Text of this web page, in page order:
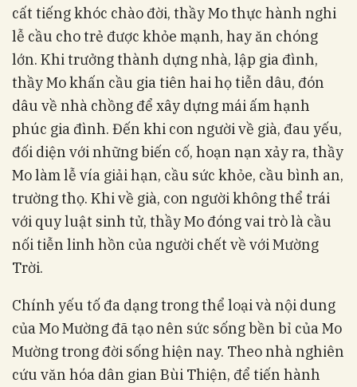
cất tiếng khóc chào đời, thầy Mo thực hành nghi
lễ cầu cho trẻ được khỏe mạnh, hay ăn chóng
lớn. Khi trưởng thành dựng nhà, lập gia đình,
thầy Mo khấn cầu gia tiên hai họ tiễn dâu, đón
dâu về nhà chồng để xây dựng mái ấm hạnh
phúc gia đình. Đến khi con người về già, đau yếu,
đối diện với những biến cố, hoạn nạn xảy ra, thầy
Mo làm lễ vía giải hạn, cầu sức khỏe, cầu bình an,
trường thọ. Khi về già, con người không thể trái
với quy luật sinh tử, thầy Mo đóng vai trò là cầu
nối tiễn linh hồn của người chết về với Mường
Trời.
Chính yếu tố đa dạng trong thể loại và nội dung
của Mo Mường đã tạo nên sức sống bền bỉ của Mo
Mường trong đời sống hiện nay. Theo nhà nghiên
cứu văn hóa dân gian Bùi Thiện, để tiến hành